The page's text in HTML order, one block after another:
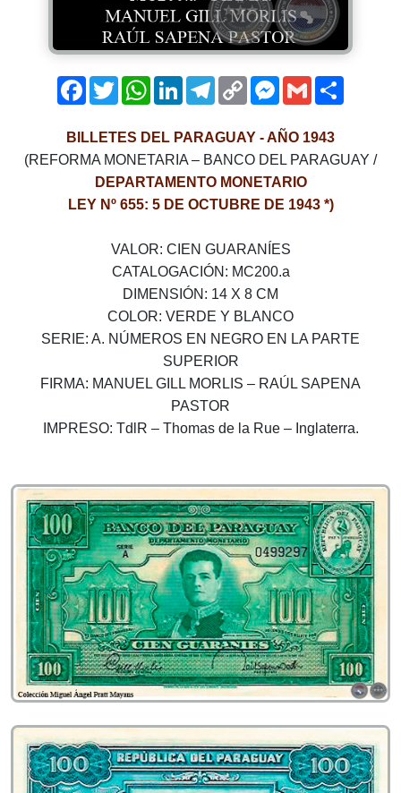
Facebook
TwitterWhatsApp
LinkedInTelegram
Copy
Link
Messenger
Gmail
BILLETES DEL PARAGUAY - AÑO 1943
(REFORMA MONETARIA – BANCO DEL PARAGUAY /
DEPARTAMENTO MONETARIO
LEY Nº 655: 5 DE OCTUBRE DE 1943 *)
VALOR­: CIEN GUARANÍES
CATALOGACIÓN­: MC200.a
DIMENSIÓN: 14 X 8 CM
COLOR: VERDE Y BLANCO
SERIE: A. NÚMEROS EN NEGRO EN LA PARTE
SUPERIOR
FIRMA: MANUEL GILL MORLIS – RAÚL SAPENA
PASTOR
IMPRESO: TdlR – Thomas de la Rue – Inglaterra.